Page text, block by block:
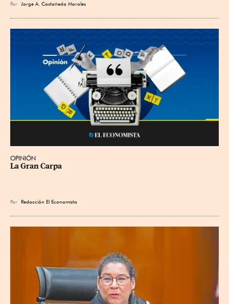
Por Jorge A. Castañeda Morales
OPINIÓN
La Gran Carpa
Por Redacción El Economista